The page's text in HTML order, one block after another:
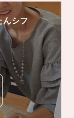
んシフ